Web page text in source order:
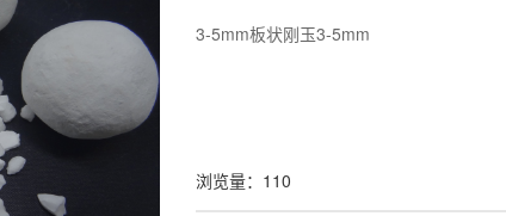
3-5mm板状刚玉3-5mm
浏览量： 110